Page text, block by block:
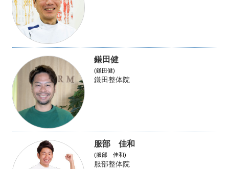
鎌田健
(鎌田健)
鎌田整体院
服部 佳和
(服部 佳和)
服部整体院